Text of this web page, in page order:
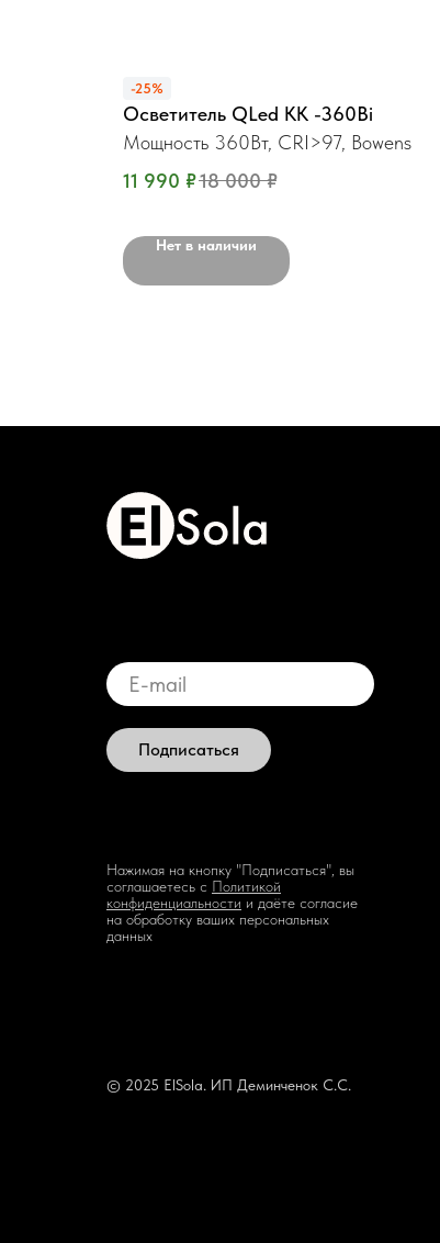
-25%
Осветитель QLed KK -360Bi
Мощность 360Вт, CRI>97, Bowens
11 990 ₽18 000 ₽
Нет в наличии
Подписаться
Нажимая на кнопку "Подписаться", вы
соглашаетесь с Политикой
конфиденциальности и даёте согласие
на обработку ваших персональных
данных
© 2025 ElSola. ИП Деминченок С.С.